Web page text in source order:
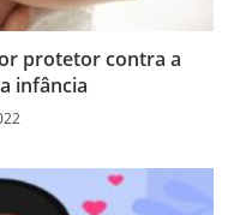
protetor contra a
infância